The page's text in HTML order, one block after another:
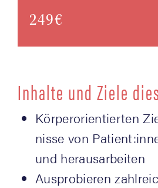
249€
Inhal­te und Zie­le
Kör­per­ori­en­tier­ten
nis­se von
und herausarbeiten
Aus­pro­bie­ren